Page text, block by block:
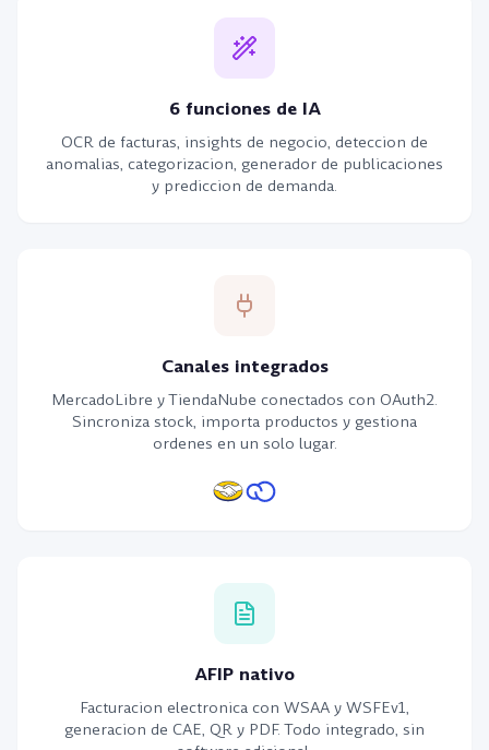
6 funciones de IA
OCR de facturas, insights de negocio, deteccion de
anomalias, categorizacion, generador de publicaciones
y prediccion de demanda.
Canales integrados
MercadoLibre y TiendaNube conectados con OAuth2.
Sincroniza stock, importa productos y gestiona
ordenes en un solo lugar.
AFIP nativo
Facturacion electronica con WSAA y WSFEv1,
generacion de CAE, QR y PDF. Todo integrado, sin